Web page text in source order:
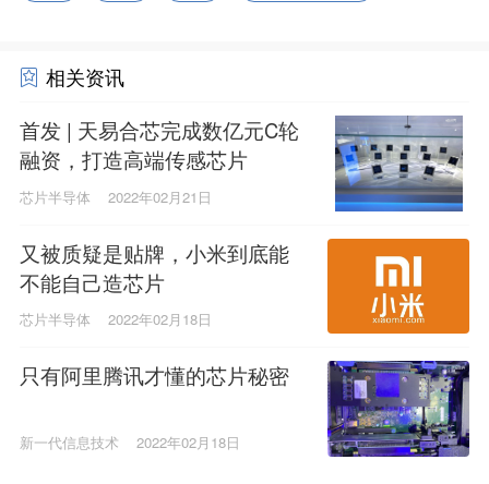
相关资讯
首发 | 天易合芯完成数亿元C轮
融资，打造高端传感芯片
芯片半导体 2022年02月21日
又被质疑是贴牌，小米到底能
不能自己造芯片
芯片半导体 2022年02月18日
只有阿里腾讯才懂的芯片秘密
新一代信息技术 2022年02月18日